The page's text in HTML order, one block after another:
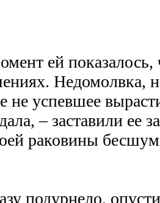
ей показалось,
Недомолвка,
не успевшее
– заставили ее
раковины
подурнело,